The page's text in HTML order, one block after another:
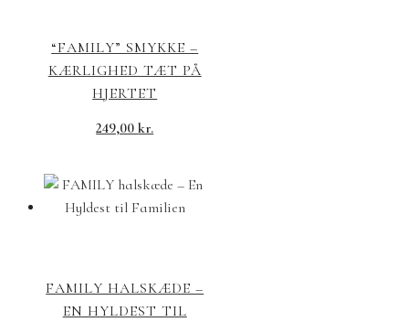
“FAMILY” SMYKKE –
KÆRLIGHED TÆT PÅ
HJERTET
249,00kr.
FAMILY HALSKÆDE –
EN HYLDEST TIL